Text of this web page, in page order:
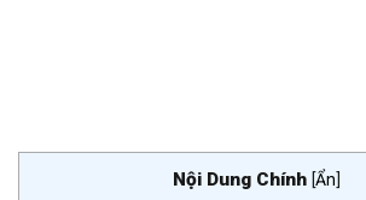
Nội Dung Chính [Ẩn]